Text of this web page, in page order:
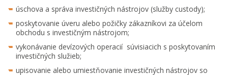
úschova a správa investičných nástrojov (služby custody);
poskytovanie úveru alebo požičky zákazníkovi za účelom
obchodu s investičným nástrojom;
vykonávanie devízových operacií súvisiacich s poskytovaním
investičných služieb;
upisovanie alebo umiestňovanie investičných nástrojov so